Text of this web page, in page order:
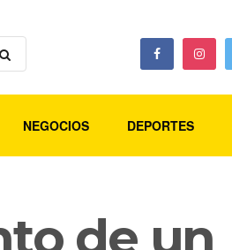
NEGOCIOS DEPORTES
de un